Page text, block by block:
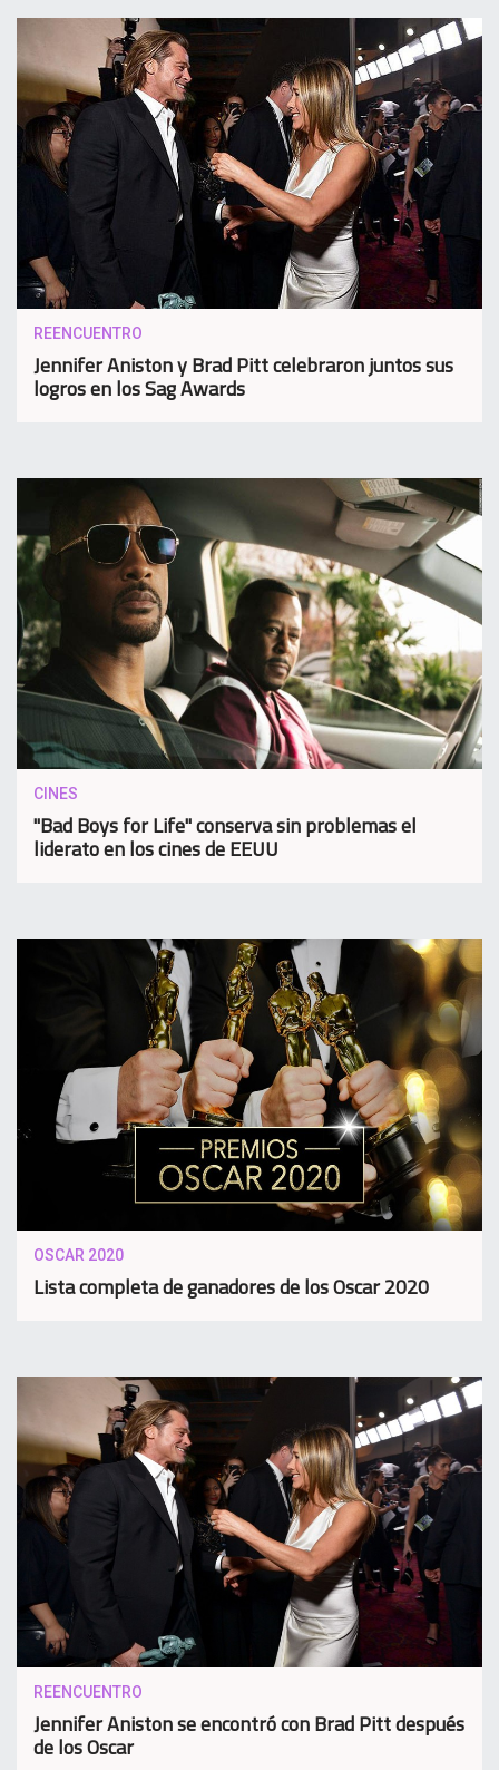
REENCUENTRO
Jennifer Aniston y Brad Pitt celebraron juntos sus
logros en los Sag Awards
CINES
"Bad Boys for Life" conserva sin problemas el
liderato en los cines de EEUU
OSCAR 2020
Lista completa de ganadores de los Oscar 2020
REENCUENTRO
Jennifer Aniston se encontró con Brad Pitt después
de los Oscar